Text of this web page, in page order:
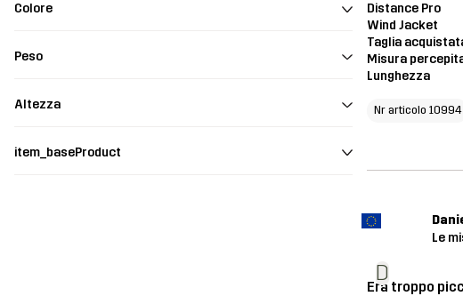
Colore
Peso
Altezza
item_baseProduct
Distance Pro
Wind Jacket
Taglia
Misura
Lunghezza
Nr articolo 10994
D
Le
Era troppo